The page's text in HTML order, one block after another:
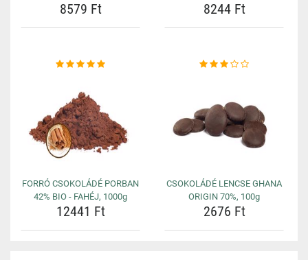
8579 Ft 8244 Ft
FORRÓ CSOKOLÁDÉ PORBAN
42% BIO - FAHÉJ, 1000g
12441 Ft
CSOKOLÁDÉ LENCSE GHANA
ORIGIN 70%, 100g
2676 Ft